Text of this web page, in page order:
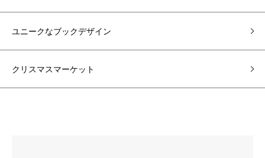
ユニークなブックデザイン
クリスマスマーケット